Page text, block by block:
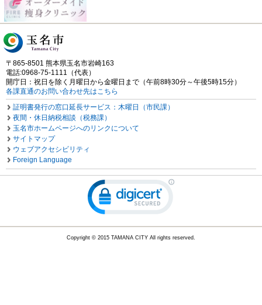
〒865-8501 熊本県玉名市岩崎163
電話:0968-75-1111（代表）
開庁日：祝日を除く月曜日から金曜日まで（午前8時30分～午後5時15分）
各課直通のお問い合わせ先はこちら
証明書発行の窓口延長サービス：木曜日（市民課）
夜間・休日納税相談（税務課）
玉名市ホームページへのリンクについて
サイトマップ
ウェブアクセシビリティ
Foreign Language
Copyright © 2015 TAMANA CITY All rights reserved.